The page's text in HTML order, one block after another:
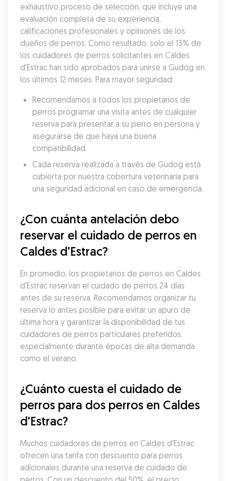
exhaustivo proceso de selección, que incluye una
evaluación completa de su experiencia,
calificaciones profesionales y opiniones de los
dueños de perros. Como resultado, solo el 13% de
los cuidadores de perros solicitantes en Caldes
d'Estrac han sido aprobados para unirse a Gudog en
los últimos 12 meses. Para mayor seguridad:
Recomendamos a todos los propietarios de
perros programar una visita antes de cualquier
reserva para presentar a su perro en persona y
asegurarse de que haya una buena
compatibilidad.
Cada reserva realizada a través de Gudog está
cubierta por nuestra cobertura veterinaria para
una seguridad adicional en caso de emergencia.
¿Con cuánta antelación debo
reservar el cuidado de perros en
Caldes d'Estrac?
En promedio, los propietarios de perros en Caldes
d'Estrac reservan el cuidado de perros 24 días
antes de su reserva. Recomendamos organizar tu
reserva lo antes posible para evitar un apuro de
última hora y garantizar la disponibilidad de tus
cuidadores de perros particulares preferidos,
especialmente durante épocas de alta demanda
como el verano.
¿Cuánto cuesta el cuidado de
perros para dos perros en Caldes
d'Estrac?
Muchos cuidadores de perros en Caldes d'Estrac
ofrecen una tarifa con descuento para perros
adicionales durante una reserva de cuidado de